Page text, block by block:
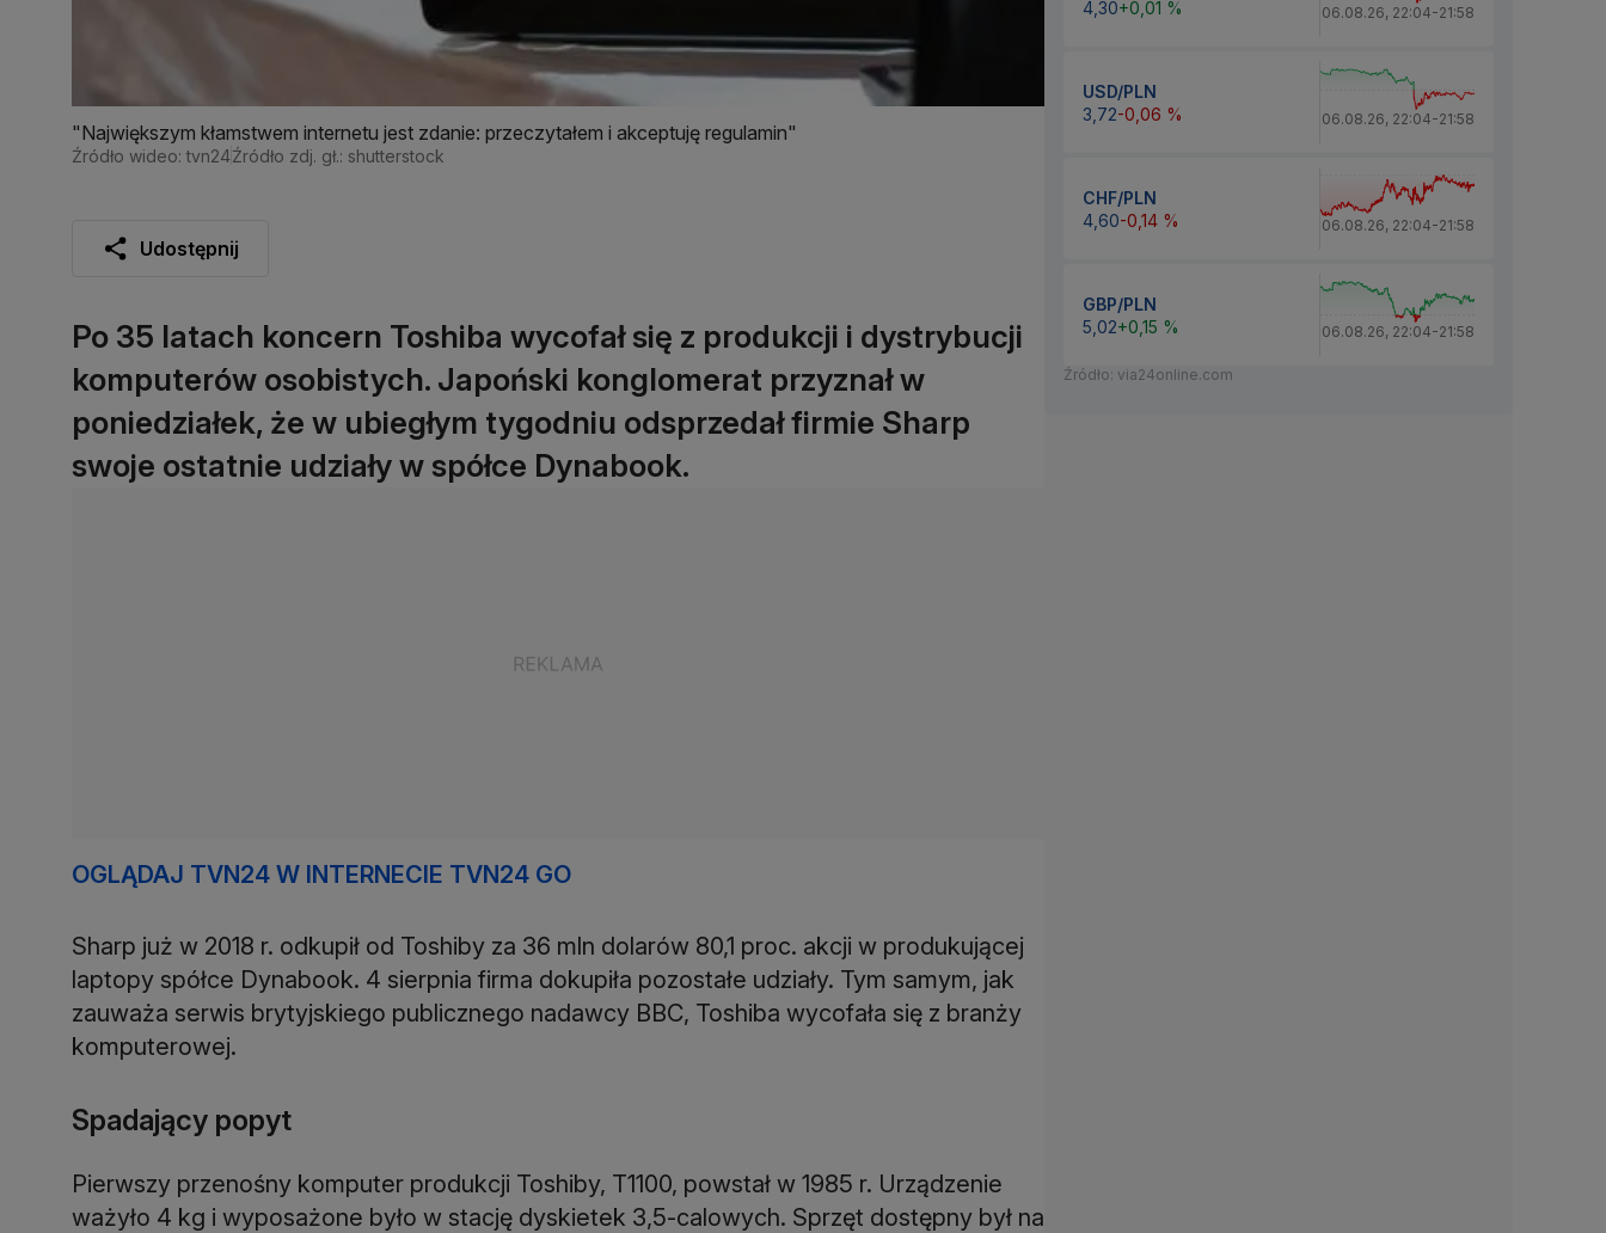
"Największym kłamstwem internetu jest zdanie: przeczytałem i akceptuję regulamin"
Źródło wideo: tvn24Źródło zdj. gł.: shutterstock
Udostępnij
Po 35 latach koncern Toshiba wycofał się z produkcji i dystrybucji
komputerów osobistych. Japoński konglomerat przyznał w
poniedziałek, że w ubiegłym tygodniu odsprzedał firmie Sharp
swoje ostatnie udziały w spółce Dynabook.
OGLĄDAJ TVN24 W INTERNECIE TVN24 GO
Sharp już w 2018 r. odkupił od Toshiby za 36 mln dolarów 80,1 proc. akcji w produkującej
laptopy spółce Dynabook. 4 sierpnia firma dokupiła pozostałe udziały. Tym samym, jak
zauważa serwis brytyjskiego publicznego nadawcy BBC, Toshiba wycofała się z branży
komputerowej.
Spadający popyt
Pierwszy przenośny komputer produkcji Toshiby, T1100, powstał w 1985 r. Urządzenie
ważyło 4 kg i wyposażone było w stację dyskietek 3,5-calowych. Sprzęt dostępny był na
4,30+0,01 % 06.08.26, 22:04-21:58
USD/PLN
3,72-0,06 % 06.08.26, 22:04-21:58
CHF/PLN
4,60-0,14 % 06.08.26, 22:04-21:58
GBP/PLN
5,02+0,15 % 06.08.26, 22:04-21:58
Źródło: via24online.com